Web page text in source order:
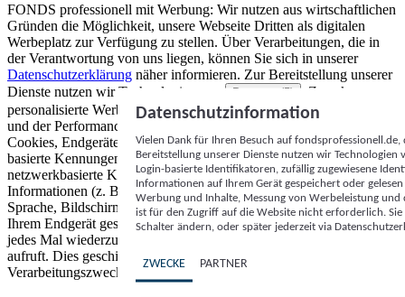
FONDS professionell mit Werbung: Wir nutzen aus wirtschaftlichen
Gründen die Möglichkeit, unsere Webseite Dritten als digitalen
Werbeplatz zur Verfügung zu stellen. Über Verarbeitungen, die in
der Verantwortung von uns liegen, können Sie sich in unserer
Datenschutzerklärung näher informieren. Zur Bereitstellung unserer
Dienste nutzen wir Technologien von
Partnern (5)
. Zwecke:
personalisierte Werbung und Inhalte, Messung von Werbeleistung
und der Performance von Inhalten sowie Zielgruppenforschung.
Cookies, Endgeräte- oder ähnliche Online-Kennungen (z. B. login-
basierte Kennungen, zufällig generierte Kennungen,
netzwerkbasierte Kennungen) können zusammen mit anderen
Informationen (z. B. Browsertyp und Browserinformationen,
Sprache, Bildschirmgröße, unterstützte Technologien usw.) auf
Ihrem Endgerät gespeichert oder von dort ausgelesen werden, um es
jedes Mal wiederzuerkennen, wenn es eine App oder einer Webseite
aufruft. Dies geschieht für einen oder mehrere der hier aufgeführten
Verarbeitungszwecke.
Datenschutzinformation
Vielen Dank für Ihren Besuch auf
Bereitstellung unserer Dienste nutzen wir Technologien
Login-basierte Identifikatoren, zufällig zugewiesene
Informationen auf Ihrem Gerät gespeichert oder
Werbung und Inhalte, Messung von Werbeleistung
ist für den Zugriff auf die Website nicht erforderlich.
Schalter ändern, oder später jederzeit via
ZWECKE PARTNER